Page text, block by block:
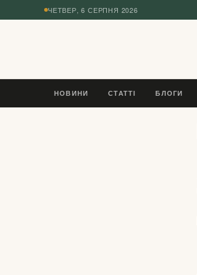
ЧЕТВЕР, 6 СЕРПНЯ 2026
НОВИНИ СТАТТІ БЛОГИ